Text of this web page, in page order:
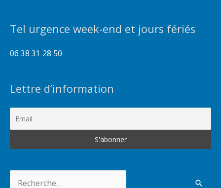
Tel urgence week-end et jours fériés
06 38 31 28 50
Lettre d’information